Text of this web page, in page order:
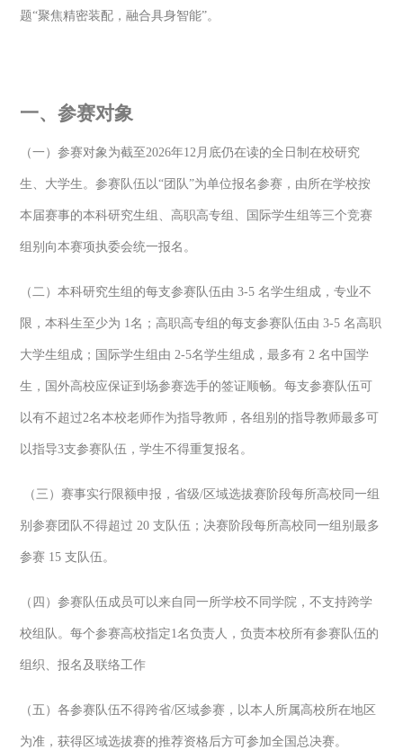
题“聚焦精密装配，融合具身智能”。
一、参赛对象
（一）参赛对象为截至2026年12月底仍在读的全日制在校研究
生、大学生。参赛队伍以“团队”为单位报名参赛，由所在学校按
本届赛事的本科研究生组、高职高专组、国际学生组等三个竞赛
组别向本赛项执委会统一报名。
（二）本科研究生组的每支参赛队伍由 3-5 名学生组成，专业不
限，本科生至少为 1名；高职高专组的每支参赛队伍由 3-5 名高职
大学生组成；国际学生组由 2-5名学生组成，最多有 2 名中国学
生，国外高校应保证到场参赛选手的签证顺畅。每支参赛队伍可
以有不超过2名本校老师作为指导教师，各组别的指导教师最多可
以指导3支参赛队伍，学生不得重复报名。
（三）赛事实行限额申报，省级/区域选拔赛阶段每所高校同一组
别参赛团队不得超过 20 支队伍；决赛阶段每所高校同一组别最多
参赛 15 支队伍。
（四）参赛队伍成员可以来自同一所学校不同学院，不支持跨学
校组队。每个参赛高校指定1名负责人，负责本校所有参赛队伍的
组织、报名及联络工作
（五）各参赛队伍不得跨省/区域参赛，以本人所属高校所在地区
为准，获得区域选拔赛的推荐资格后方可参加全国总决赛。